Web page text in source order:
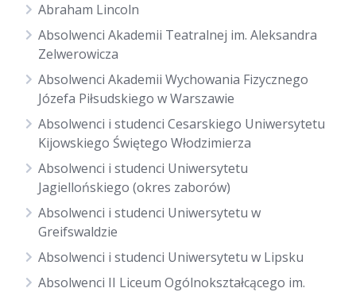
Abraham Lincoln
Absolwenci Akademii Teatralnej im. Aleksandra
Zelwerowicza
Absolwenci Akademii Wychowania Fizycznego
Józefa Piłsudskiego w Warszawie
Absolwenci i studenci Cesarskiego Uniwersytetu
Kijowskiego Świętego Włodzimierza
Absolwenci i studenci Uniwersytetu
Jagiellońskiego (okres zaborów)
Absolwenci i studenci Uniwersytetu w
Greifswaldzie
Absolwenci i studenci Uniwersytetu w Lipsku
Absolwenci II Liceum Ogólnokształcącego im.